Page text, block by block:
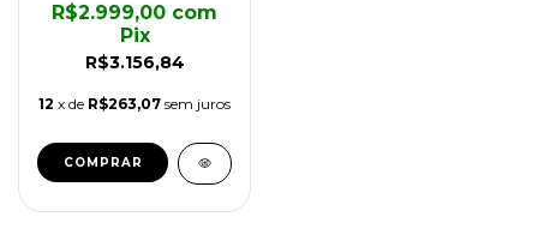
R$3.156,84
R$2.999,00 com
Pix
12 x de R$263,07 sem juros
COMPRAR